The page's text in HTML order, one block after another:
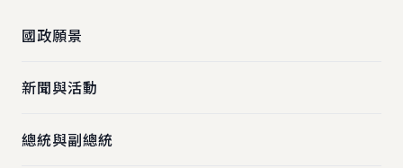
國政願景
新聞與活動
總統與副總統